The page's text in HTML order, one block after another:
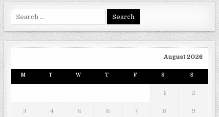
for:
August 2026
M T W T F S S
1 2
3 4 5 6 7 8 9